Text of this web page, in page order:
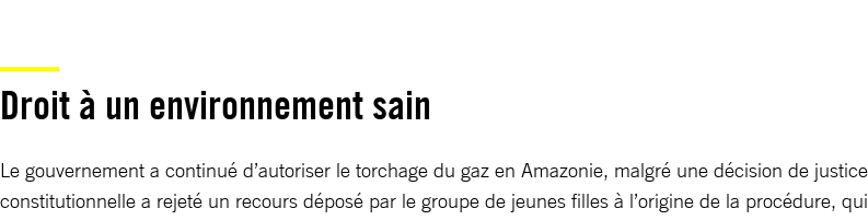
Droit à un environnement sain
Le gouvernement a continué d’autoriser le torchage du gaz en Amazonie, malgré une décision de
constitutionnelle a rejeté un recours déposé par le groupe de jeunes filles à l’origine de la procédure,